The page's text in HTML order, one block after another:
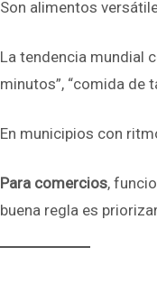
Son alimentos
La tendencia mundial
minutos”, “comida de
En municipios con
Para comercios,
buena regla es